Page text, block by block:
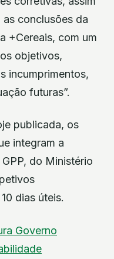
conclusões da
+Cereais, com um
objetivos,
incumprimentos,
futuras”.
publicada, os
integram a
do Ministério
dias úteis.
Governo